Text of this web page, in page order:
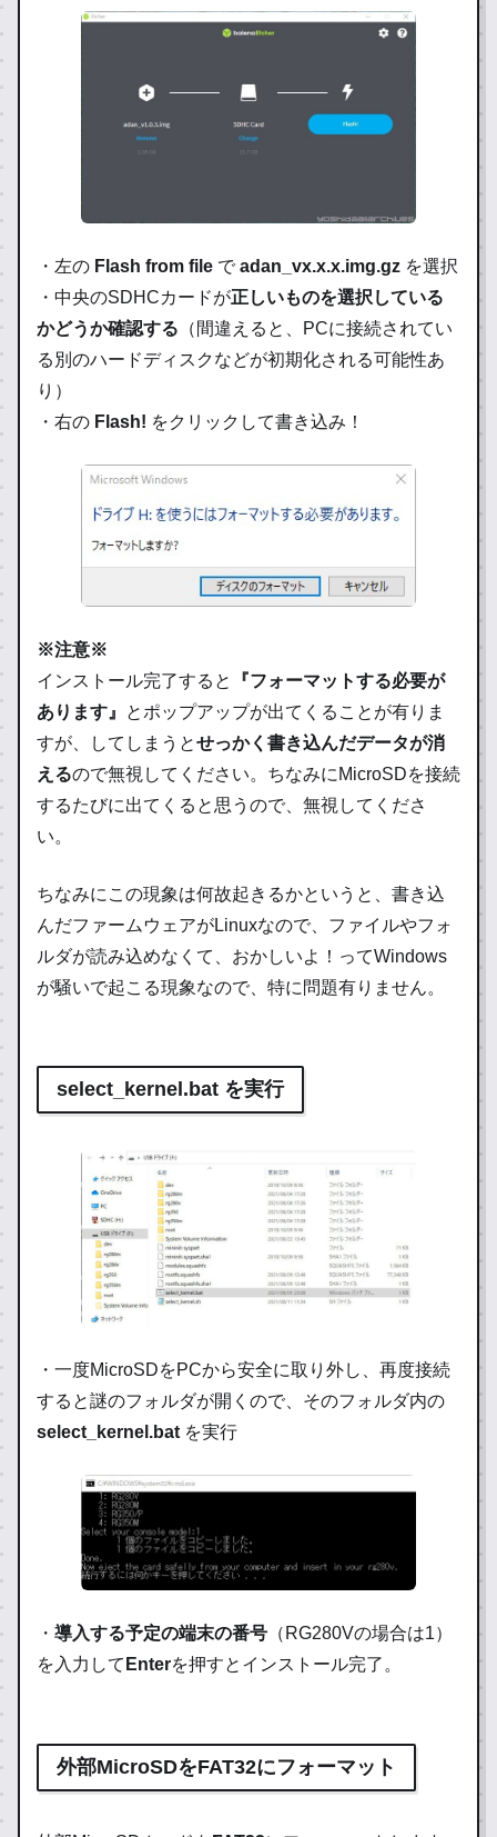
・左の Flash from file でadan_vx.x.x.img.gz を選択
・中央のSDHCカードが正しいものを選択している
かどうか確認する （間違えると、PCに接続されてい
る別のハードディスクなどが初期化される可能性あ
り）
・右の Flash! をクリックして書き込み！
※注意※
インストール完了すると
『フォーマットする必要が
あります』
とポップアップが出てくることが有りま
すが、してしまうとせっかく書き込んだデータが消
えるので無視してください。ちなみにMicroSDを接続
するたびに出てくると思うので、無視してくださ
い。
ちなみにこの現象は何故起きるかというと、書き込
んだファームウェアがLinuxなので、ファイルやフォ
ルダが読み込めなくて、おかしいよ！ってWindows
が騒いで起こる現象なので、特に問題有りません。
select_kernel.bat を実行
・一度MicroSDをPCから安全に取り外し、再度接続
すると謎のフォルダが開くので、そのフォルダ内の
select_kernel.bat を実行
・ 導入する予定の端末の番号 （RG280Vの場合は1）
を入力して Enterを押すとインストール完了。
外部MicroSDをFAT32にフォーマット